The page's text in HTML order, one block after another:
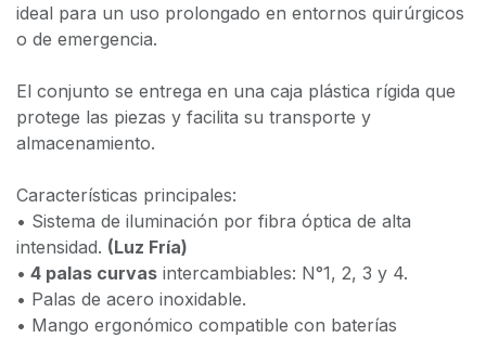
ideal para un uso prolongado en entornos quirúrgicos
o de emergencia.
El conjunto se entrega en una caja plástica rígida que
protege las piezas y facilita su transporte y
almacenamiento.
Características principales:
• Sistema de iluminación por fibra óptica de alta
intensidad. (Luz Fría)
• 4 palas curvas intercambiables: N°1, 2, 3 y 4.
• Palas de acero inoxidable.
• Mango ergonómico compatible con baterías